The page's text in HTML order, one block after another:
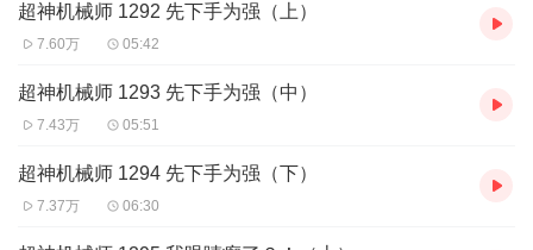
超神机械师 1292 先下手为强（上）
7.60万 05:42
超神机械师 1293 先下手为强（中）
7.43万 05:51
超神机械师 1294 先下手为强（下）
7.37万 06:30